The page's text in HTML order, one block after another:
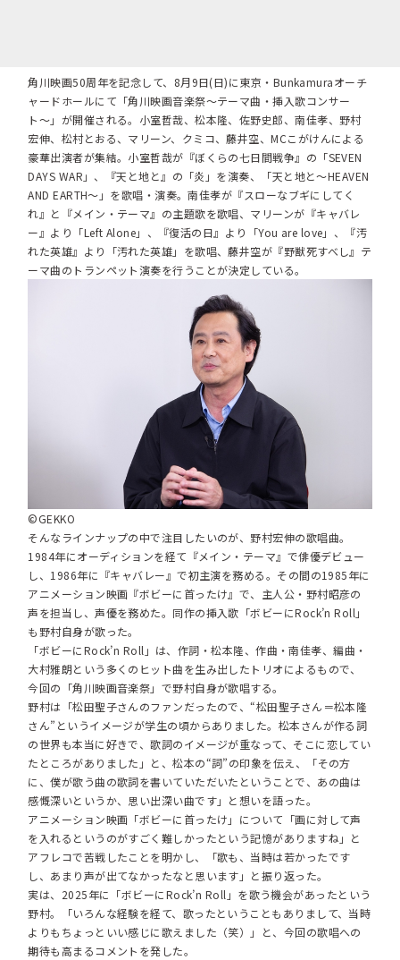
角川映画50周年を記念して、8月9日(日)に東京・Bunkamuraオーチ
ャードホールにて「角川映画音楽祭〜テーマ曲・挿入歌コンサー
ト〜」が開催される。小室哲哉、松本隆、佐野史郎、南佳孝、野村
宏伸、松村とおる、マリーン、クミコ、藤井空、MCこがけんによる
豪華出演者が集結。小室哲哉が『ぼくらの七日間戦争』の「SEVEN
DAYS WAR」、『天と地と』の「炎」を演奏、「天と地と〜HEAVEN
AND EARTH〜」を歌唱・演奏。南佳孝が『スローなブギにしてく
れ』と『メイン・テーマ』の主題歌を歌唱、マリーンが『キャバレ
ー』より「Left Alone」、『復活の日』より「You are love」、『汚
れた英雄』より「汚れた英雄」を歌唱、藤井空が『野獣死すべし』テ
ーマ曲のトランペット演奏を行うことが決定している。
©️GEKKO
そんなラインナップの中で注目したいのが、野村宏伸の歌唱曲。
1984年にオーディションを経て『メイン・テーマ』で俳優デビュー
し、1986年に『キャバレー』で初主演を務める。その間の1985年に
アニメーション映画『ボビーに首ったけ』で、主人公・野村昭彦の
声を担当し、声優を務めた。同作の挿入歌「ボビーにRock’n Roll」
も野村自身が歌った。
「ボビーにRock’n Roll」は、作詞・松本隆、作曲・南佳孝、編曲・
大村雅朗という多くのヒット曲を生み出したトリオによるもので、
今回の「角川映画音楽祭」で野村自身が歌唱する。
野村は「松田聖子さんのファンだったので、“松田聖子さん＝松本隆
さん”というイメージが学生の頃からありました。松本さんが作る詞
の世界も本当に好きで、歌詞のイメージが重なって、そこに恋してい
たところがありました」と、松本の“詞”の印象を伝え、「その方
に、僕が歌う曲の歌詞を書いていただいたということで、あの曲は
感慨深いというか、思い出深い曲です」と想いを語った。
アニメーション映画「ボビーに首ったけ」について「画に対して声
を入れるというのがすごく難しかったという記憶がありますね」と
アフレコで苦戦したことを明かし、「歌も、当時は若かったです
し、あまり声が出てなかったなと思います」と振り返った。
実は、2025年に「ボビーにRock’n Roll」を歌う機会があったという
野村。「いろんな経験を経て、歌ったということもありまして、当時
よりもちょっといい感じに歌えました（笑）」と、今回の歌唱への
期待も高まるコメントを発した。